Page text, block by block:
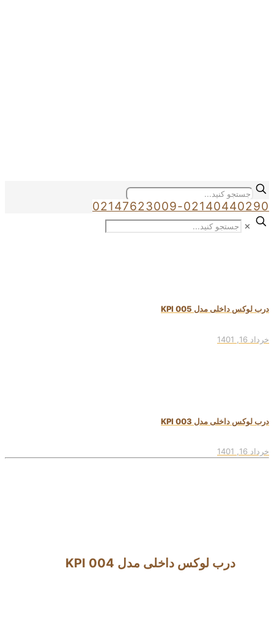
02147623009-02140440290
✕
درب لوکس داخلی مدل KPI 005
خرداد 16, 1401
درب لوکس داخلی مدل KPI 003
خرداد 16, 1401
درب لوکس داخلی مدل KPI 004